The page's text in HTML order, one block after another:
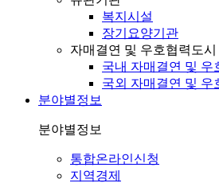
복지시설
장기요양기관
자매결연 및 우호협력도시
국내 자매결연 및 우
국외 자매결연 및 우
분야별정보
분야별정보
통합온라인신청
지역경제